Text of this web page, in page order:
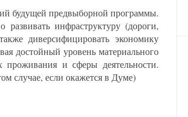
будущей предвыборной программы.
инфраструктуру (дороги,
диверсифицировать экономику
достойный уровень материального
проживания и сферы деятельности.
случае, если окажется в Думе)